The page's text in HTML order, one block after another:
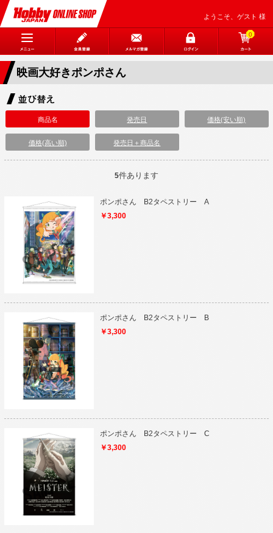
ようこそ、ゲスト 様
0
映画大好きポンポさん
商品名 発売日 価格(安い順)
価格(高い順) 発売日＋商品名
5件あります
ポンポさん B2タペストリー A
￥3,300
ポンポさん B2タペストリー B
￥3,300
ポンポさん B2タペストリー C
￥3,300